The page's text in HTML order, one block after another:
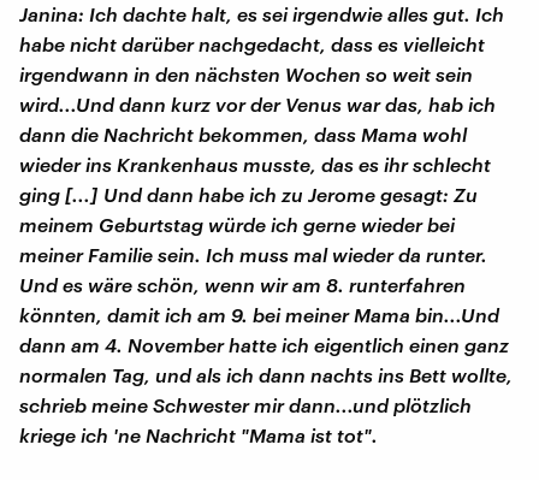
Janina: Ich dachte halt, es sei irgendwie alles gut. Ich
habe nicht darüber nachgedacht, dass es vielleicht
irgendwann in den nächsten Wochen so weit sein
wird...Und dann kurz vor der Venus war das, hab ich
dann die Nachricht bekommen, dass Mama wohl
wieder ins Krankenhaus musste, das es ihr schlecht
ging [...] Und dann habe ich zu Jerome gesagt: Zu
meinem Geburtstag würde ich gerne wieder bei
meiner Familie sein. Ich muss mal wieder da runter.
Und es wäre schön, wenn wir am 8. runterfahren
könnten, damit ich am 9. bei meiner Mama bin...Und
dann am 4. November hatte ich eigentlich einen ganz
normalen Tag, und als ich dann nachts ins Bett wollte,
schrieb meine Schwester mir dann...und plötzlich
kriege ich 'ne Nachricht "Mama ist tot".